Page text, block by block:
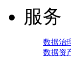
服务
数据治
数据资